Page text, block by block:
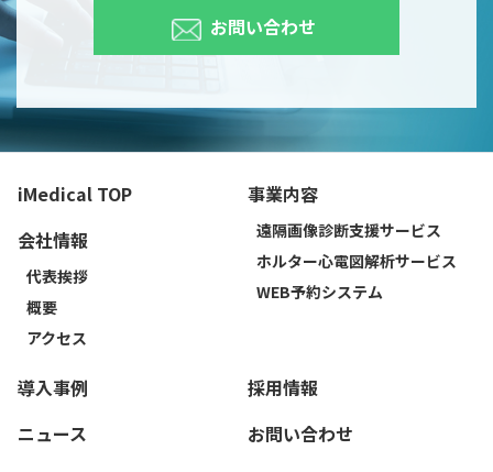
お問い合わせ
iMedical TOP
会社情報
代表挨拶
概要
アクセス
事業内容
遠隔画像診断支援サービス
ホルター心電図解析サービス
WEB予約システム
導入事例
ニュース
採用情報
お問い合わせ